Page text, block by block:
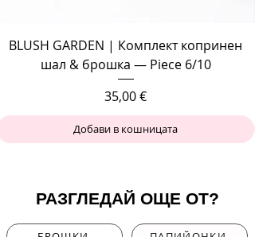
BLUSH GARDEN | Комплект копринен
шал & брошка — Piece 6/10
Цена
35,00 €
Добави в кошницата
РАЗГЛЕДАЙ ОЩЕ ОТ?